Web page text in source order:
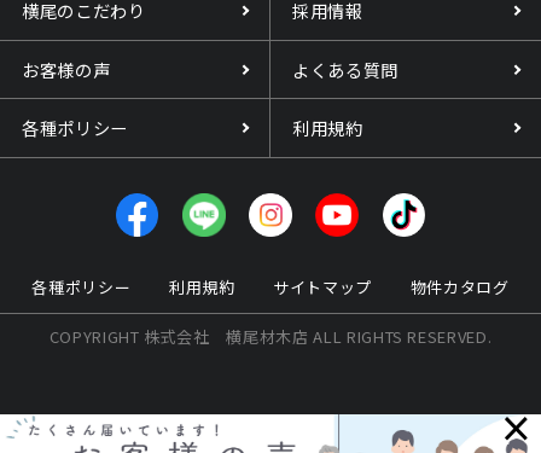
横尾のこだわり 採用情報
お客様の声 よくある質問
各種ポリシー 利用規約
各種ポリシー 利用規約 サイトマップ 物件カタログ
COPYRIGHT 株式会社 横尾材木店 ALL RIGHTS RESERVED.
×